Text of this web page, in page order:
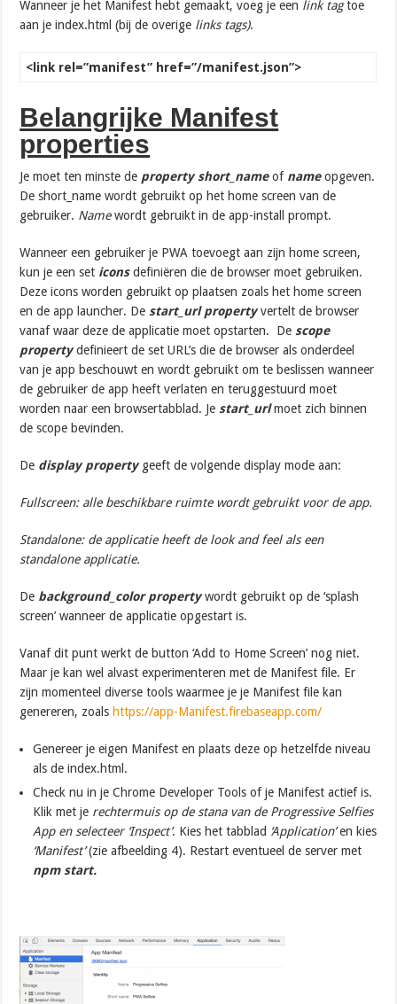
Wanneer je het Manifest hebt gemaakt, voeg je een link tagtoe
aan je index.html (bij de overige links tags).
<link rel=”manifest” href=”/manifest.json”>
Belangrijke Manifest
properties
Je moet ten minste de property short_nameof nameopgeven.
De short_name wordt gebruikt op het home screen van de
gebruiker. Namewordt gebruikt in de app-install prompt.
Wanneer een gebruiker je PWA toevoegt aan zijn home screen,
kun je een set iconsdefiniëren die de browser moet gebruiken.
Deze icons worden gebruikt op plaatsen zoals het home screen
en de app launcher. De start_url propertyvertelt de browser
vanaf waar deze de applicatie moet opstarten. De scope
propertydefinieert de set URL’s die de browser als onderdeel
van je app beschouwt en wordt gebruikt om te beslissen wanneer
de gebruiker de app heeft verlaten en teruggestuurd moet
worden naar een browsertabblad. Je start_urlmoet zich binnen
de scope bevinden.
De display propertygeeft de volgende display mode aan:
Fullscreen: alle beschikbare ruimte wordt gebruikt voor de app.
Standalone: de applicatie heeft de look and feel als een
standalone applicatie.
De background_color propertywordt gebruikt op de ‘splash
screen’ wanneer de applicatie opgestart is.
Vanaf dit punt werkt de button ‘Add to Home Screen’ nog niet.
Maar je kan wel alvast experimenteren met de Manifest file. Er
zijn momenteel diverse tools waarmee je je Manifest file kan
genereren, zoals https://app-Manifest.firebaseapp.com/
Genereer je eigen Manifest en plaats deze op hetzelfde niveau
als de index.html.
Check nu in je Chrome Developer Tools of je Manifest actief is.
Klik met je rechtermuis op de stana van de Progressive Selfies
App en selecteer ‘Inspect’. Kies het tabblad ‘Application’en kies
‘Manifest’(zie afbeelding 4). Restart eventueel de server met
npm start.